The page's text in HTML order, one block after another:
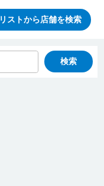
リストから店舗を検索
検索